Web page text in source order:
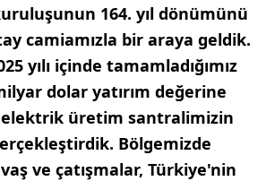
164. yıl dönümünü
camiamızla bir araya geldik.
yılı içinde tamamladığımız
dolar yatırım değerine
elektrik üretim santralimizin
Bölgemizde
ve çatışmalar, Türkiye'nin